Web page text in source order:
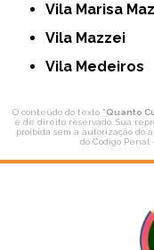
Vila Marisa
Vila Mazzei
Vila Medeiros
O conteúdo do texto "Quanto
é de direito reservado. Sua
proibida sem a autorização do
do Código Penal